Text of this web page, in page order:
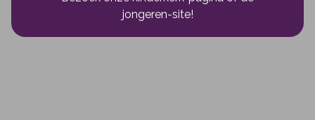
jongeren-site!